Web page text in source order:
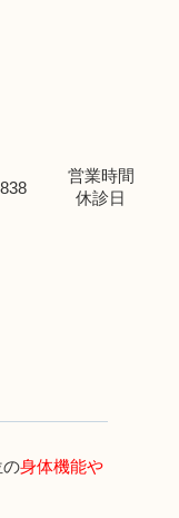
営業時間
休診日
の身体機能や